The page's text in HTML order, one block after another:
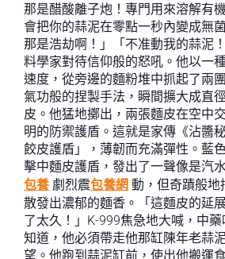
那是醋酸離子炮！專門用來溶解有
會把你的蒜泥在零點一秒內變成無
那是浩劫啊！」「不准動我的蒜泥
料學家對待信仰般的怒吼。他以一
速度，從旁邊的麵粉堆中抓起了兩
氣功般的捏製手法，瞬間擴大成直
皮。他猛地擲出，兩張麵皮在空中
明的防禦護盾。這就是家傳《沾醬
餃皮護盾」，薄韌而充滿彈性。藍
擊中麵皮護盾，發出了一聲像是汽
包養 劇烈震包養網 動，但奇蹟般地
散發出濃郁的麵香。「這麵皮的延
了太久！」K-999焦急地大喊，中
知道，他必須帶走他那缸陳年老蒜
望。他跑到蒜泥缸前，使出他搬運